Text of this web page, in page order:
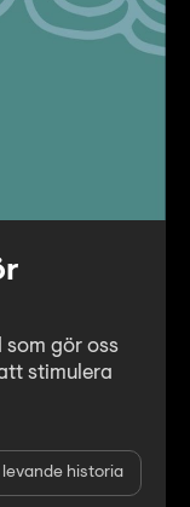
som gör oss
stimulera
levande historia